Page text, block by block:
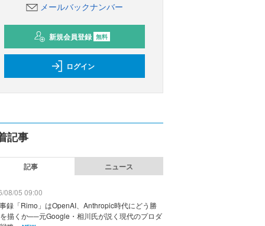
メールバックナンバー
新規会員登録 無料
ログイン
記事
記事 ニュース
08/05 09:00
録「Rimo」はOpenAI、Anthropic時代にどう勝
描くか──元Google・相川氏が説く現代のプロダ